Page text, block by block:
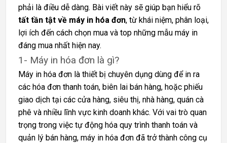
phải là điều dễ dàng. Bài viết này sẽ giúp bạn hiểu rõ
tất tần tật về máy in hóa đơn, từ khái niệm, phân loại,
lợi ích đến cách chọn mua và top những mẫu máy in
đáng mua nhất hiện nay.
1- Máy in hóa đơn là gì?
Máy in hóa đơn là thiết bị chuyên dụng dùng để in ra
các hóa đơn thanh toán, biên lai bán hàng, hoặc phiếu
giao dịch tại các cửa hàng, siêu thị, nhà hàng, quán cà
phê và nhiều lĩnh vực kinh doanh khác. Với vai trò quan
trọng trong việc tự động hóa quy trình thanh toán và
quản lý bán hàng, máy in hóa đơn đã trở thành công cụ